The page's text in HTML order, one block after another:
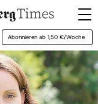
Abonnieren ab 1,50 €/Woche